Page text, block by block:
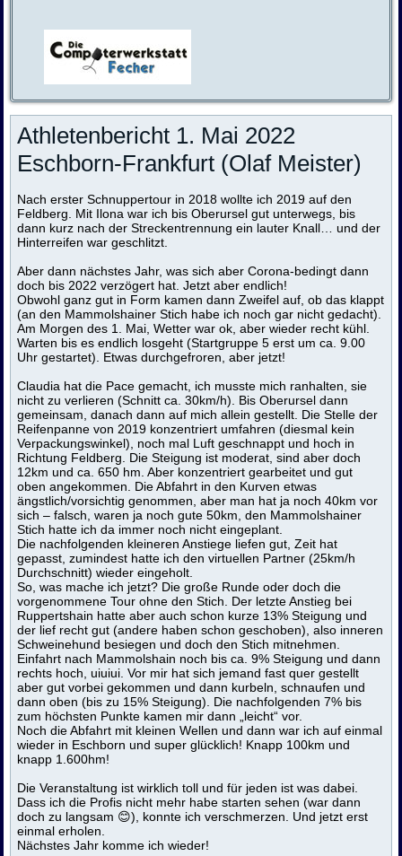
Athletenbericht 1. Mai 2022
Eschborn-Frankfurt (Olaf Meister)
Nach erster Schnuppertour in 2018 wollte ich 2019 auf den
Feldberg. Mit Ilona war ich bis Oberursel gut unterwegs, bis
dann kurz nach der Streckentrennung ein lauter Knall… und der
Hinterreifen war geschlitzt.
Aber dann nächstes Jahr, was sich aber Corona-bedingt dann
doch bis 2022 verzögert hat. Jetzt aber endlich!
Obwohl ganz gut in Form kamen dann Zweifel auf, ob das klappt
(an den Mammolshainer Stich habe ich noch gar nicht gedacht).
Am Morgen des 1. Mai, Wetter war ok, aber wieder recht kühl.
Warten bis es endlich losgeht (Startgruppe 5 erst um ca. 9.00
Uhr gestartet). Etwas durchgefroren, aber jetzt!
Claudia hat die Pace gemacht, ich musste mich ranhalten, sie
nicht zu verlieren (Schnitt ca. 30km/h). Bis Oberursel dann
gemeinsam, danach dann auf mich allein gestellt. Die Stelle der
Reifenpanne von 2019 konzentriert umfahren (diesmal kein
Verpackungswinkel), noch mal Luft geschnappt und hoch in
Richtung Feldberg. Die Steigung ist moderat, sind aber doch
12km und ca. 650 hm. Aber konzentriert gearbeitet und gut
oben angekommen. Die Abfahrt in den Kurven etwas
ängstlich/vorsichtig genommen, aber man hat ja noch 40km vor
sich – falsch, waren ja noch gute 50km, den Mammolshainer
Stich hatte ich da immer noch nicht eingeplant.
Die nachfolgenden kleineren Anstiege liefen gut, Zeit hat
gepasst, zumindest hatte ich den virtuellen Partner (25km/h
Durchschnitt) wieder eingeholt.
So, was mache ich jetzt? Die große Runde oder doch die
vorgenommene Tour ohne den Stich. Der letzte Anstieg bei
Ruppertshain hatte aber auch schon kurze 13% Steigung und
der lief recht gut (andere haben schon geschoben), also inneren
Schweinehund besiegen und doch den Stich mitnehmen.
Einfahrt nach Mammolshain noch bis ca. 9% Steigung und dann
rechts hoch, uiuiui. Vor mir hat sich jemand fast quer gestellt
aber gut vorbei gekommen und dann kurbeln, schnaufen und
dann oben (bis zu 15% Steigung). Die nachfolgenden 7% bis
zum höchsten Punkte kamen mir dann „leicht“ vor.
Noch die Abfahrt mit kleinen Wellen und dann war ich auf einmal
wieder in Eschborn und super glücklich! Knapp 100km und
knapp 1.600hm!
Die Veranstaltung ist wirklich toll und für jeden ist was dabei.
Dass ich die Profis nicht mehr habe starten sehen (war dann
doch zu langsam 😊), konnte ich verschmerzen. Und jetzt erst
einmal erholen.
Nächstes Jahr komme ich wieder!